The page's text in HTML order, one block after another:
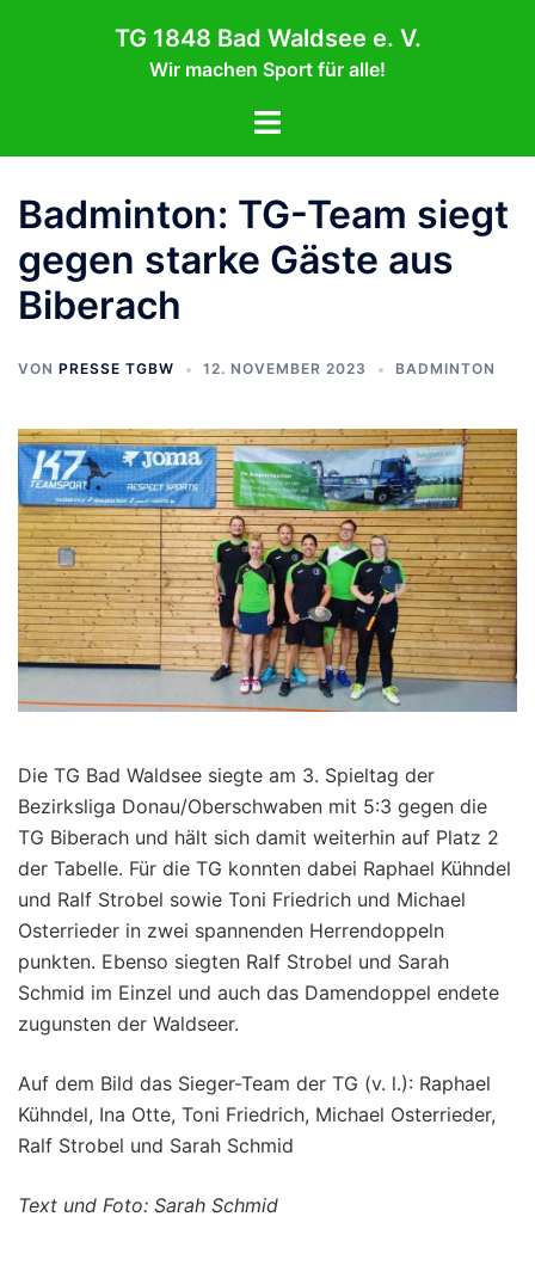
TG 1848 Bad Waldsee e. V.
Wir machen Sport für alle!
Menü
Badminton: TG-Team siegt
gegen starke Gäste aus
Biberach
VON PRESSE TGBW 12. NOVEMBER 2023 BADMINTON
Die TG Bad Waldsee siegte am 3. Spieltag der
Bezirksliga Donau/Oberschwaben mit 5:3 gegen die
TG Biberach und hält sich damit weiterhin auf Platz 2
der Tabelle. Für die TG konnten dabei Raphael Kühndel
und Ralf Strobel sowie Toni Friedrich und Michael
Osterrieder in zwei spannenden Herrendoppeln
punkten. Ebenso siegten Ralf Strobel und Sarah
Schmid im Einzel und auch das Damendoppel endete
zugunsten der Waldseer.
Auf dem Bild das Sieger-Team der TG (v. l.): Raphael
Kühndel, Ina Otte, Toni Friedrich, Michael Osterrieder,
Ralf Strobel und Sarah Schmid
Text und Foto: Sarah Schmid